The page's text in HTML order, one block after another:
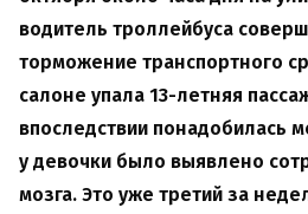
водитель троллейбуса
торможение транспортного
салоне упала 13-летняя
впоследствии понадобилась
у девочки было выявлено
мозга. Это уже третий за